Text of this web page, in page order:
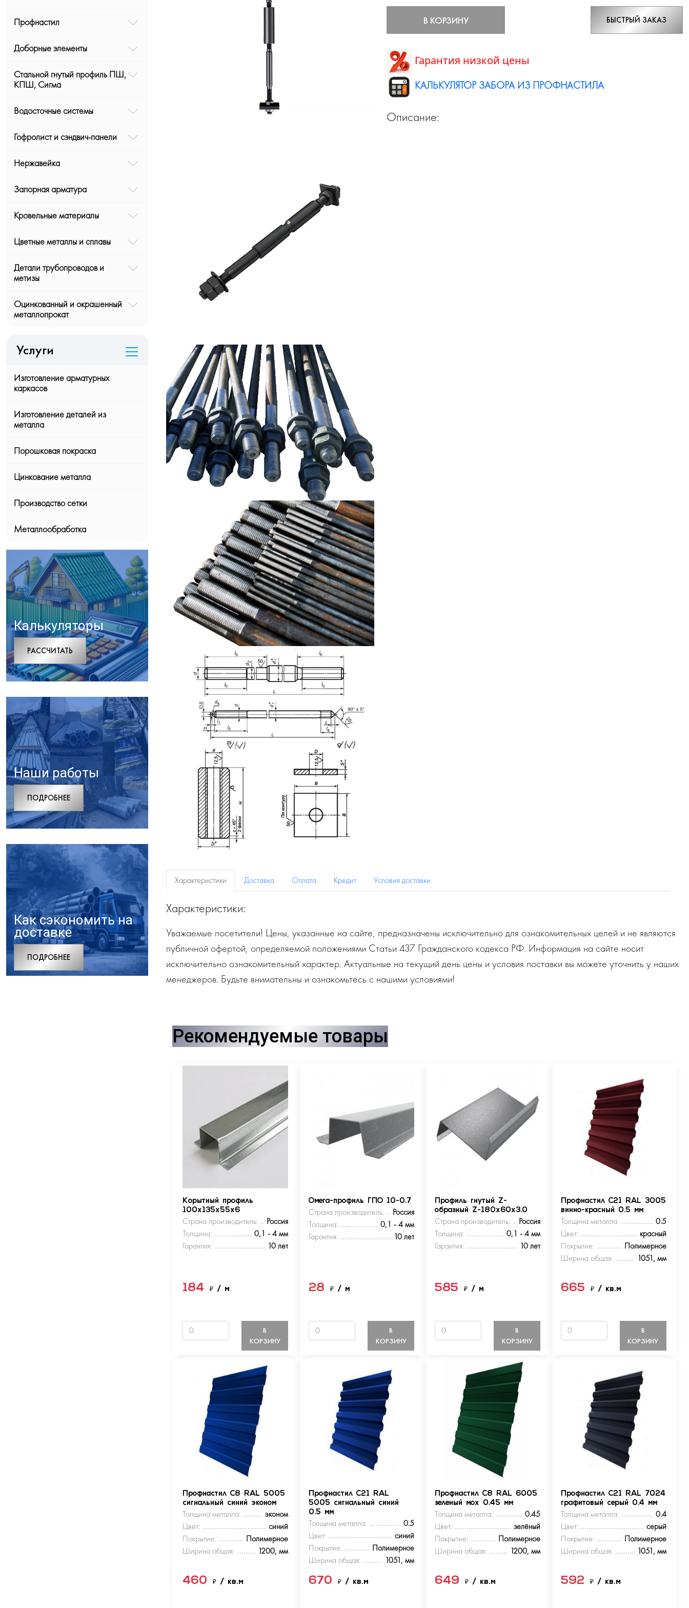
Профнастил
Доборные элементы
Стальной гнутый профиль ПШ,
КПШ, Сигма
Водосточные системы
Гофролист и сэндвич-панели
Нержавейка
Запорная арматура
Кровельные материалы
Цветные металлы и сплавы
Детали трубопроводов и
метизы
Оцинкованный и окрашенный
металлопрокат
Услуги
Изготовление арматурных
каркасов
Изготовление деталей из
металла
Порошковая покраска
Цинкование металла
Производство сетки
Металлообработка
Калькуляторы
РАCСЧИТАТЬ
Наши работы
ПОДРОБНЕЕ
Как сэкономить на
доставке
ПОДРОБНЕЕ
В КОРЗИНУ БЫСТРЫЙ ЗАКАЗ
Гарантия низкой цены
КАЛЬКУЛЯТОР ЗАБОРА ИЗ ПРОФНАСТИЛА
Описание:
Характеристики Доставка Оплата Кредит Условия доставки
Характеристики:
Уважаемые посетители! Цены, указанные на сайте, предназначены исключительно для ознакомительных целей и не являются
публичной офертой, определяемой положениями Статьи 437 Гражданского кодекса РФ. Информация на сайте носит
исключительно ознакомительный характер. Актуальные на текущий день цены и условия поставки вы можете уточнить у наших
менеджеров. Будьте внимательны и ознакомьтесь с нашими условиями!
Рекомендуемые товары
Корытный профиль
100х135х55х6
Страна производитель:
Россия
Толщина:
0,1 - 4 мм
Гарантия:
10 лет
184₽/ м
В
КОРЗИНУ
Омега-профиль ГПО 10-0.7
Страна производитель:
Россия
Толщина:
0,1 - 4 мм
Гарантия:
10 лет
28₽/ м
В
КОРЗИНУ
Профиль гнутый Z-
образный Z-180х60х3.0
Страна производитель:
Россия
Толщина:
0,1 - 4 мм
Гарантия:
10 лет
585₽/ м
В
КОРЗИНУ
Профнастил С21 RAL 3005
винно-красный 0.5 мм
Толщина металла:
0.5
Цвет:
красный
Покрытие:
Полимерное
Ширина общая:
1051, мм
665 ₽ / кв.м
В
КОРЗИНУ
Профнастил С8 RAL 5005
сигнальный синий эконом
Толщина металла:
эконом
Цвет:
синий
Покрытие:
Полимерное
Ширина общая:
1200, мм
460₽/ кв.м
Профнастил С21 RAL
5005 сигнальный синий
0.5 мм
Толщина металла:
0.5
Цвет:
синий
Покрытие:
Полимерное
Ширина общая:
1051, мм
670₽/ кв.м
Профнастил С8 RAL 6005
зеленый мох 0.45 мм
Толщина металла:
0.45
Цвет:
зелёный
Покрытие:
Полимерное
Ширина общая:
1200, мм
649₽/ кв.м
Профнастил С21 RAL 7024
графитовый серый 0.4 мм
Толщина металла:
0.4
Цвет:
серый
Покрытие:
Полимерное
Ширина общая:
1051, мм
592 ₽ / кв.м